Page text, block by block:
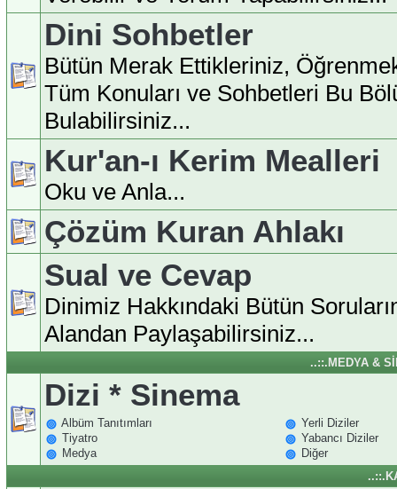
Dini Sohbetler
Bütün Merak Ettikleriniz,
Tüm Konuları ve Sohbetleri Bu
Bulabilirsiniz...
Kur'an-ı Kerim Mealleri
Oku ve Anla...
Çözüm Kuran Ahlakı
Sual ve Cevap
Dinimiz Hakkındaki Bütün
Alandan Paylaşabilirsiniz...
..::.MEDYA &
Dizi * Sinema
Albüm Tanıtımları
Yerli Diziler
Tiyatro
Yabancı Diziler
Medya
Diğer